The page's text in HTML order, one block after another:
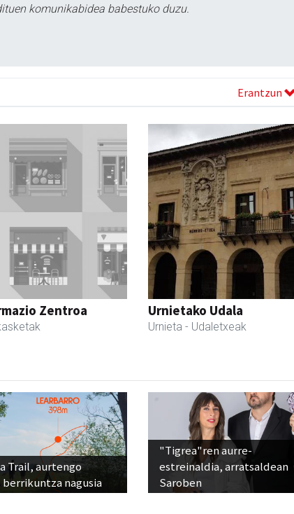
komunikabidea babestuko duzu.
Erantzun
Zentroa Urnietako Udala
Urnieta - Udaletxeak
Trail, aurtengo
nagusia
"Tigrea"ren aurre-
estreinaldia, arratsaldean
Saroben